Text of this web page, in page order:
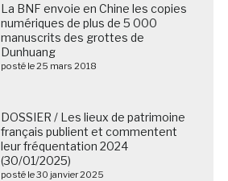
La BNF envoie en Chine les copies
numériques de plus de 5 000
manuscrits des grottes de
Dunhuang
posté le 25 mars 2018
DOSSIER / Les lieux de patrimoine
français publient et commentent
leur fréquentation 2024
(30/01/2025)
posté le 30 janvier 2025